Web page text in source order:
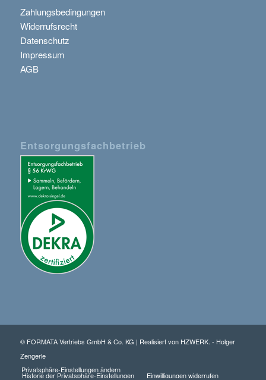
Zahlungsbedingungen
Widerrufsrecht
Datenschutz
Impressum
AGB
Entsorgungsfachbetrieb
© FORMATA Vertriebs GmbH & Co. KG | Realisiert von HZWERK. - Holger
Zengerle
Privatsphäre-Einstellungen ändern
Historie der Privatsphäre-Einstellungen Einwilligungen widerrufen